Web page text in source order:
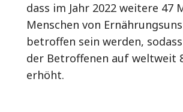
dass im Jahr 2022 weitere 47
Menschen von
betroffen sein werden,
der Betroffenen auf weltweit
erhöht.